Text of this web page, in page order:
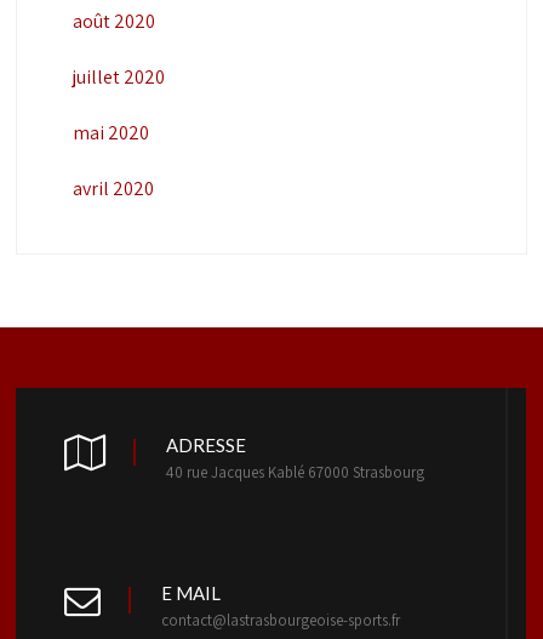
août 2020
juillet 2020
mai 2020
avril 2020
ADRESSE
40 rue Jacques Kablé 67000 Strasbourg
E MAIL
contact@lastrasbourgeoise-sports.fr